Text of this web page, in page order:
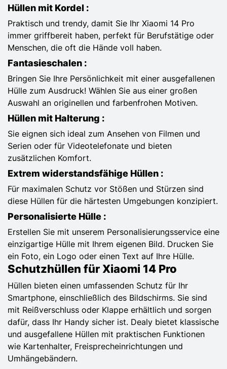
Hüllen mit Kordel :
Praktisch und trendy, damit Sie Ihr Xiaomi 14 Pro
immer griffbereit haben, perfekt für Berufstätige oder
Menschen, die oft die Hände voll haben.
Fantasieschalen :
Bringen Sie Ihre Persönlichkeit mit einer ausgefallenen
Hülle zum Ausdruck! Wählen Sie aus einer großen
Auswahl an originellen und farbenfrohen Motiven.
Hüllen mit Halterung :
Sie eignen sich ideal zum Ansehen von Filmen und
Serien oder für Videotelefonate und bieten
zusätzlichen Komfort.
Extrem widerstandsfähige Hüllen :
Für maximalen Schutz vor Stößen und Stürzen sind
diese Hüllen für die härtesten Umgebungen konzipiert.
Personalisierte Hülle :
Erstellen Sie mit unserem Personalisierungsservice eine
einzigartige Hülle mit Ihrem eigenen Bild. Drucken Sie
ein Foto, ein Logo oder einen Text auf Ihre Hülle.
Schutzhüllen für Xiaomi 14 Pro
Hüllen bieten einen umfassenden Schutz für Ihr
Smartphone, einschließlich des Bildschirms. Sie sind
mit Reißverschluss oder Klappe erhältlich und sorgen
dafür, dass Ihr Handy sicher ist. Dealy bietet klassische
und ausgefallene Hüllen mit praktischen Funktionen
wie Kartenhalter, Freisprecheinrichtungen und
Umhängebändern.